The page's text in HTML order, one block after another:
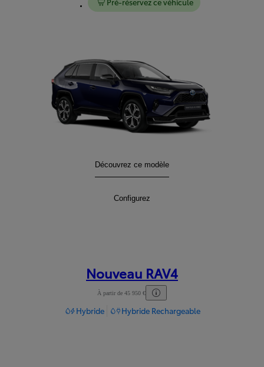
Nouveau RAV4 Hybride Rechargeable
Découvrez ce modèle
Nouveau RAV4 Hybride Rechargeable
Configurez
Nouveau RAV4
À partir de 45 950 €
Hybride Hybride Rechargeable